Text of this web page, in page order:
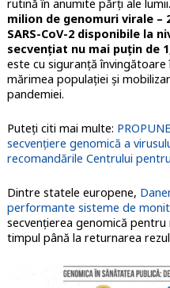
rutină în anumite părți ale lumii.
milion de genomuri virale –
SARS-CoV-2 disponibile la
secvențiat nu mai puțin de
este cu siguranță
mărimea populației și
pandemiei.
Puteți citi mai multe:
secvențiere genomică a
recomandările Centrului
Dintre statele europene,
performante sisteme de
secvențierea genomică
timpul până la returnarea